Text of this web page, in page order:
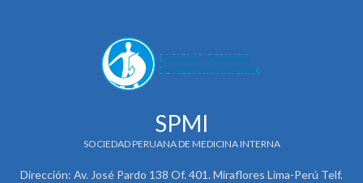
SPMI
SOCIEDAD PERUANA DE MEDICINA INTERNA
Dirección: Av. José Pardo 138 Of. 401. Miraflores Lima-Perú Telf.